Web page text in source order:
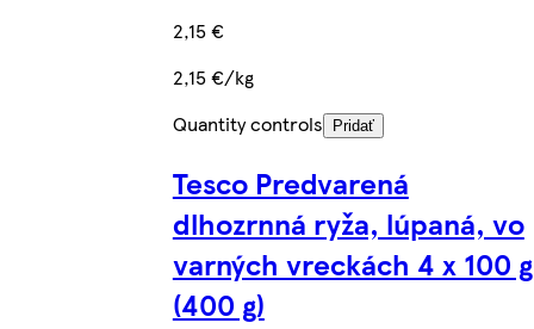
2,15 €
2,15 €/kg
Quantity controls
Pridať
Tesco Predvarená
dlhozrnná ryža, lúpaná, vo
varných vreckách 4 x 100 g
(400 g)